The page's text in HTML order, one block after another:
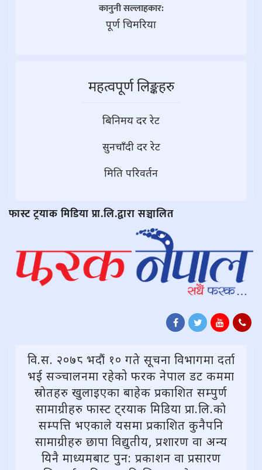
कानुनी सल्लाहकार:
पूर्ण चिमरिया
महत्वपूर्ण लिङ्कहरु
बिनिमय दर रेट
सुनचाँदी दर रेट
मिति परिवर्तन
फास्ट ट्रयाक मिडिया प्रा.लि.द्वारा सञ्चालित
वि.स. २०७८ भदौं १० गते सूचना विभागमा दर्ता
भई सञ्चालनमा रहेको फरक नेपाल डट कममा
स्राेतहरु खुलाइएका बाहेक प्रकाशित सम्पुर्ण
सामाग्रीहरु फास्ट ट्रयाक मिडिया प्रा.लि.काे
सम्पत्ति भएकाले यसमा प्रकाशित कुनैपनि
सामाग्रीहरु छापा विद्युतीय, प्रशारण वा अन्य
यिनै माध्यमबाट पुन: प्रकाशन वा प्रसारण